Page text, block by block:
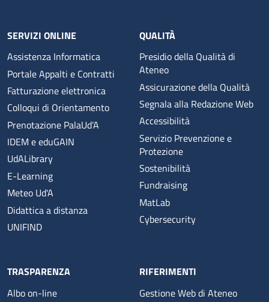
SERVIZI ONLINE
Assistenza Informatica
Portale Appalti e Contratti
Fatturazione elettronica
Colloqui di Orientamento
Prenotazione PalaUd’A
IDEM e eduGAIN
UdALibrary
E-Learning
Meteo Ud'A
Didattica a distanza
UNIFIND
QUALITÀ
Presidio della Qualità di
Ateneo
Assicurazione della Qualità
Segnala alla Redazione Web
Accessibilità
Servizio Prevenzione e
Protezione
Sostenibilità
Fundraising
MatLab
Cybersecurity
TRASPARENZA
Albo on-line
RIFERIMENTI
Gestione Web di Ateneo